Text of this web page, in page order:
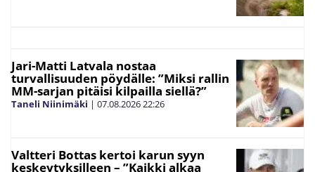
Jari-Matti Latvala nostaa
turvallisuuden pöydälle: ”Miksi rallin
MM-sarjan pitäisi kilpailla siellä?”
Taneli Niinimäki | 07.08.202622:26
Valtteri Bottas kertoi karun syyn
keskeytyksilleen – ”Kaikki alkaa